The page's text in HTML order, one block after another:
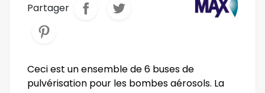
Partager
Ceci est un ensemble de 6 buses de
pulvérisation pour les bombes aérosols. La